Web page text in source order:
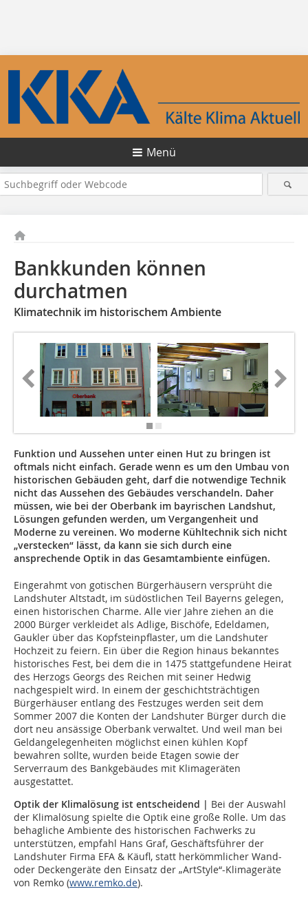
Menü
Bankkunden können
durchatmen
Klimatechnik im historischem Ambiente
Funktion und Aussehen unter einen Hut zu bringen ist
oftmals nicht einfach. Gerade wenn es um den Umbau von
historischen Gebäuden geht, darf die notwendige Technik
nicht das Aussehen des Gebäudes verschandeln. Daher
müssen, wie bei der Oberbank im bayrischen Landshut,
Lösungen gefunden werden, um Vergangenheit und
Moderne zu vereinen. Wo moderne Kühltechnik sich nicht
„verstecken“ lässt, da kann sie sich durch eine
ansprechende Optik in das Gesamtambiente einfügen.
Eingerahmt von gotischen Bürgerhäusern versprüht die
Landshuter Altstadt, im südöstlichen Teil Bayerns gelegen,
einen historischen Charme. Alle vier Jahre ziehen an die
2000 Bürger verkleidet als Adlige, Bischöfe, Edeldamen,
Gaukler über das Kopfsteinpflaster, um die Landshuter
Hochzeit zu feiern. Ein über die Region hinaus bekanntes
historisches Fest, bei dem die in 1475 stattgefundene Heirat
des Herzogs Georgs des Reichen mit seiner Hedwig
nachgespielt wird. In einem der geschichtsträchtigen
Bürgerhäuser entlang des Festzuges werden seit dem
Sommer 2007 die Konten der Landshuter Bürger durch die
dort neu ansässige Oberbank verwaltet. Und weil man bei
Geldangelegenheiten möglichst einen kühlen Kopf
bewahren sollte, wurden beide Etagen sowie der
Serverraum des Bankgebäudes mit Klimageräten
ausgestattet.
Optik der Klimalösung ist entscheidend | Bei der Auswahl
der Klimalösung spielte die Optik eine große Rolle. Um das
behagliche Ambiente des historischen Fachwerks zu
unterstützen, empfahl Hans Graf, Geschäftsführer der
Landshuter Firma EFA & Käufl, statt herkömmlicher Wand-
oder Deckengeräte den Einsatz der „ArtStyle“-Klimageräte
von Remko (www.remko.de).